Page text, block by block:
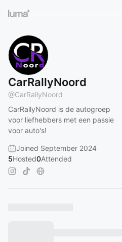
CarRallyNoord
@CarRallyNoord
CarRallyNoord is de autogroep
voor liefhebbers met een passie
voor auto's!
Joined September 2024
5Hosted0Attended